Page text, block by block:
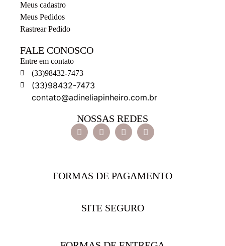
Meus cadastro
Meus Pedidos
Rastrear Pedido
FALE CONOSCO
Entre em contato
(33)98432-7473
(33)98432-7473
contato@adineliapinheiro.com.br
NOSSAS REDES
FORMAS DE PAGAMENTO
SITE SEGURO